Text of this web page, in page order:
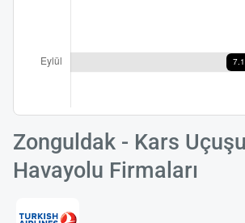
Zonguldak - Kars
Havayolu Firmaları